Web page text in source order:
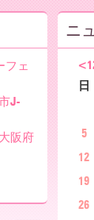
フェ
J-
阪府
ニ
日
5
12
19
26